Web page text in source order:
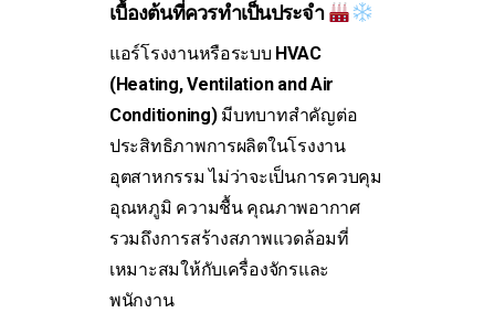
เบื้องต้นที่ควรทำเป็นประจำ
แอร์โรงงานหรือระบบ HVAC
(Heating, Ventilation and Air
Conditioning)มีบทบาทสำคัญต่อ
ประสิทธิภาพการผลิตในโรงงาน
อุตสาหกรรม ไม่ว่าจะเป็นการควบคุม
อุณหภูมิ ความชื้น คุณภาพอากาศ
รวมถึงการสร้างสภาพแวดล้อมที่
เหมาะสมให้กับเครื่องจักรและ
พนักงาน